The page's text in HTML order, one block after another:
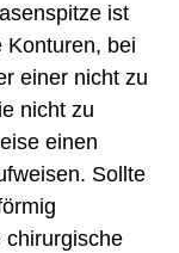
ist
Konturen, bei
einer nicht zu
nicht zu
einen
Sollte
chirurgische